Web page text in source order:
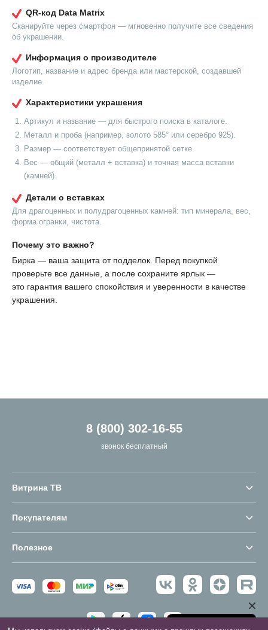
QR-код Data Matrix
Сканируйте через смартфон — мгновенно получите все сведения
об украшении.
Информация о производителе
Логотип, название и адрес бренда или мастерской, создавшей
изделие.
Характеристики украшения
Артикул и название — для быстрого поиска в каталоге.
Металл и проба (например, золото 585° или серебро 925).
Размер — соответствует общепринятой сетке.
Вес — общий (металл + вставка) и точная масса вставки
(камней).
Детали о вставках
Для драгоценных и полудрагоценных камней: тип минерала, вес,
форма огранки, чистота.
Почему это важно?
Бирка — ваша защита от подделок. Перед покупкой
проверьте все данные, а после сохраните ярлык —
это гарантия вашего спокойствия и уверенности в качестве
украшения.
8 (800) 302-16-55
звонок бесплатный
Витрина ТВ
Покупателям
Полезное